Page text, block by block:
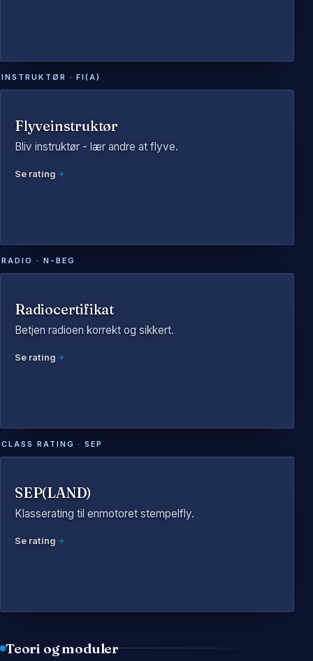
INSTRUKTØR · FI(A)
Flyveinstruktør
Bliv instruktør - lær andre at flyve.
Se rating
RADIO · N-BEG
Radiocertifikat
Betjen radioen korrekt og sikkert.
Se rating
CLASS RATING · SEP
SEP(LAND)
Klasserating til enmotoret stempelfly.
Se rating
Teori og moduler